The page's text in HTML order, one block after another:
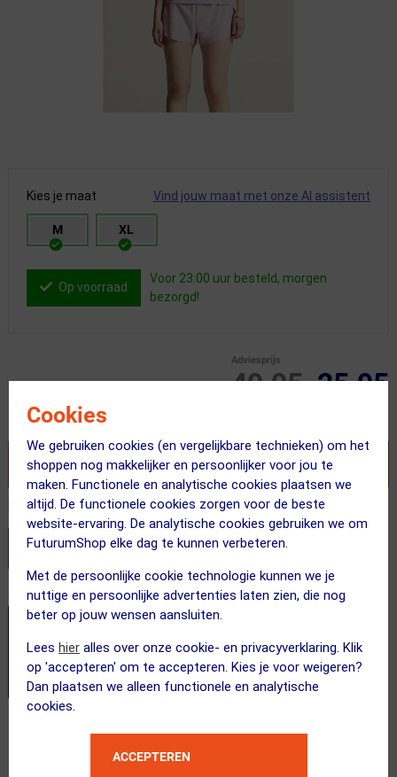
Cookies
We gebruiken cookies (en vergelijkbare technieken) om het
shoppen nog makkelijker en persoonlijker voor jou te
maken. Functionele en analytische cookies plaatsen we
altijd. De functionele cookies zorgen voor de beste
website-ervaring. De analytische cookies gebruiken we om
FuturumShop elke dag te kunnen verbeteren.
Met de persoonlijke cookie technologie kunnen we je
nuttige en persoonlijke advertenties laten zien, die nog
beter op jouw wensen aansluiten.
Lees hier alles over onze cookie- en privacyverklaring. Klik
op 'accepteren' om te accepteren. Kies je voor weigeren?
Dan plaatsen we alleen functionele en analytische
cookies.
ACCEPTEREN
Kies je maat Vind jouw maat met onze AI assistent
M XL
Op voorraad
Voor 23:00 uur besteld, morgen
bezorgd!
49.95
Adviesprijs
25.95
VOEG TOE AAN WINKELWAGEN
Recent besteld door 2 klanten! Bestel ook snel!
Stel je productvragen aan onze AI assistent
Dit product in andere versie
Gratis verzending vanaf €49
Voor 23:00 uur besteld, morgen in huis